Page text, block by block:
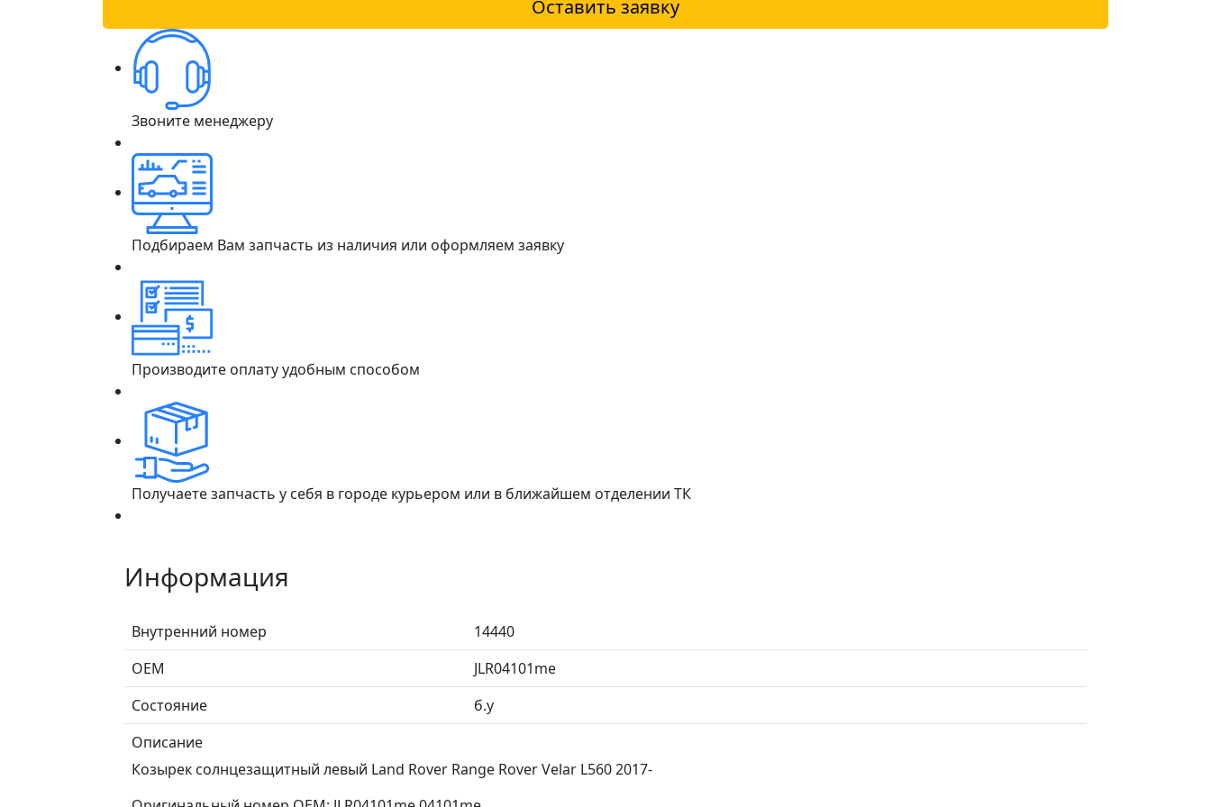
Оставить заявку
Звоните менеджеру
Подбираем Вам запчасть из наличия или оформляем заявку
Производите оплату удобным способом
Получаете запчасть у себя в городе курьером или в ближайшем отделении ТК
Информация
Внутренний номер
14440
ОЕМ
JLR04101me
Состояние
б.у
Описание
Козырек солнцезащитный левый Land Rover Range Rover Velar L560 2017-